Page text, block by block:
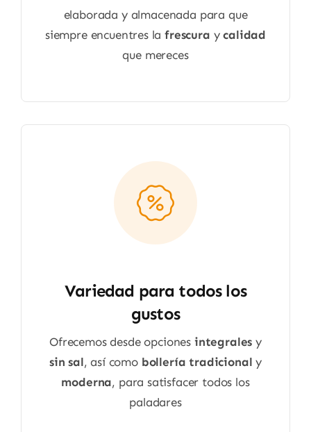
elaborada y almacenada para que
siempre encuentres lafrescura ycalidad
que mereces
Variedad para todos los
gustos
Ofrecemos desde opciones integrales y
sin sal, así como bollería tradicional y
moderna, para satisfacer todos los
paladares